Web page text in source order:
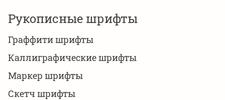
Рукописные шрифты
Граффити шрифты
Каллиграфические шрифты
Маркер шрифты
Скетч шрифты